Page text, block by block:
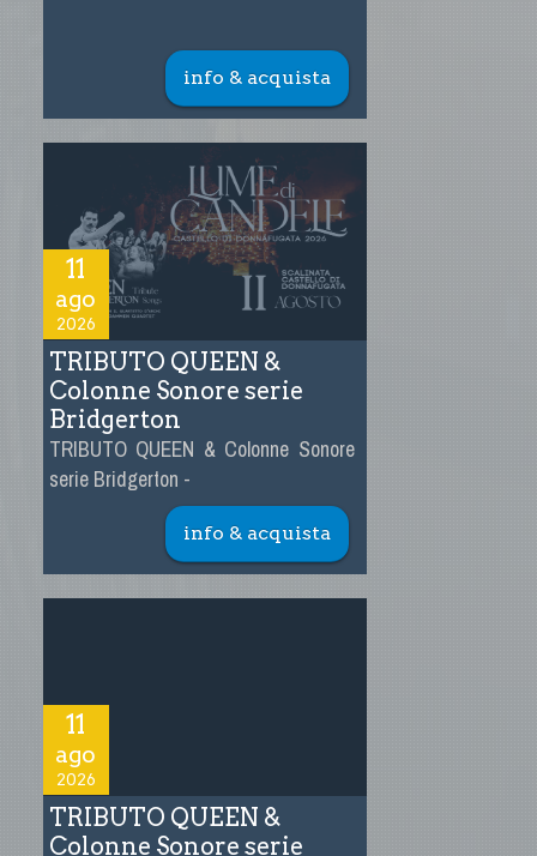
info & acquista
11
ago
2026
TRIBUTO QUEEN &
Colonne Sonore serie
Bridgerton
TRIBUTO QUEEN & Colonne Sonore
serie Bridgerton -
info & acquista
11
ago
2026
TRIBUTO QUEEN &
Colonne Sonore serie